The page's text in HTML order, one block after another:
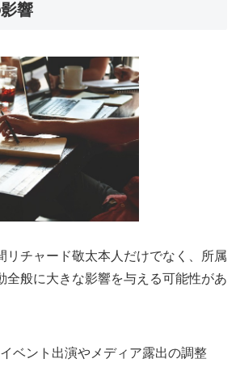
響
リチャード敬太本人だけでなく、所属
全般に大きな影響を与える可能性があ
イベント出演やメディア露出の調整